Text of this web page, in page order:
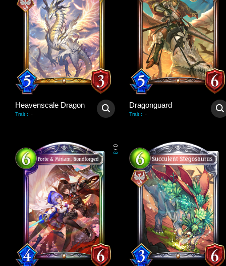
Heavenscale Dragon
Trait : -
Dragonguard
Trait : -
0
/
3